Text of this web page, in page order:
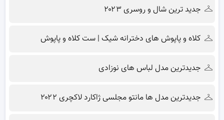
جدید ترین شال و روسری ۲۰۲۳
کلاه و پاپوش های دخترانه شیک | ست کلاه و پاپوش
جدیدترین مدل لباس های نوزادی
جدیدترین مدل ها مانتو مجلسی ژاکارد لاکچری ۲۰۲۲